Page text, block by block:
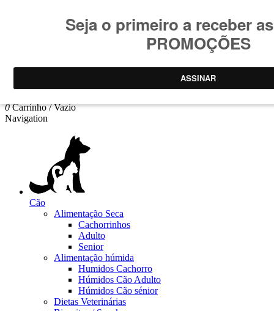
Consulte condições promoções.
Promoções limitadas ao stock
0 Carrinho /Vazio
Navigation
Cão
Alimentação Seca
Cachorrinhos
Adulto
Senior
Alimentação húmida
Humidos Cachorro
Húmidos Cão Adulto
Húmidos Cão sénior
Dietas Veterinárias